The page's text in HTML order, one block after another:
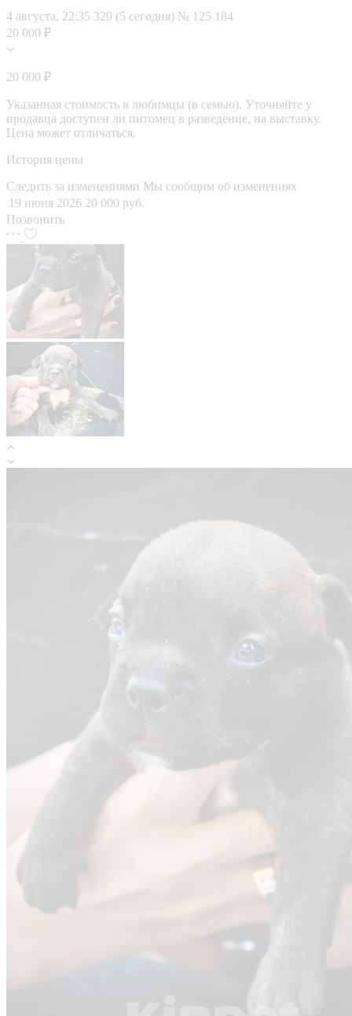
4 августа, 22:35 329 (5 сегодня) № 125 184
20 000 ₽
20 000 ₽
Указанная стоимость в любимцы (в семью). Уточняйте у
продавца доступен ли питомец в разведение, на выставку.
Цена может отличаться.
История цены
Следить за изменениями Мы сообщим об изменениях
19 июня 2026 20 000 руб.
Позвонить